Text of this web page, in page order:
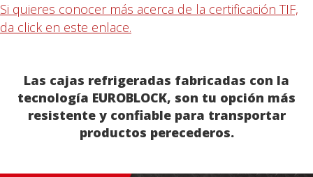
Si quieres conocer más acerca de la certificación TIF,
da click en este enlace.
Las cajas refrigeradas fabricadas con la
tecnología EUROBLOCK, son tu opción más
resistente y confiable para transportar
productos perecederos.